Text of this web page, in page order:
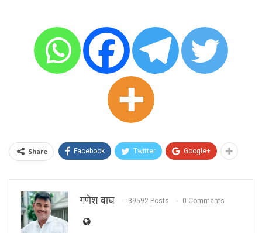
Share Facebook Twitter Google+
गणेश वाघ 39592 Posts 0 Comments